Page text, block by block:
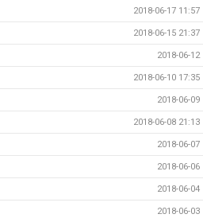
2018-06-17 11:57
2018-06-15 21:37
2018-06-12
2018-06-10 17:35
2018-06-09
2018-06-08 21:13
2018-06-07
2018-06-06
2018-06-04
2018-06-03